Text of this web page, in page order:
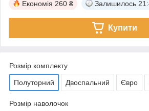
Економія 260 ₴ Залишилось
Купити
Розмір комплекту
Полуторний Двоспальний Євро
Розмір наволочок